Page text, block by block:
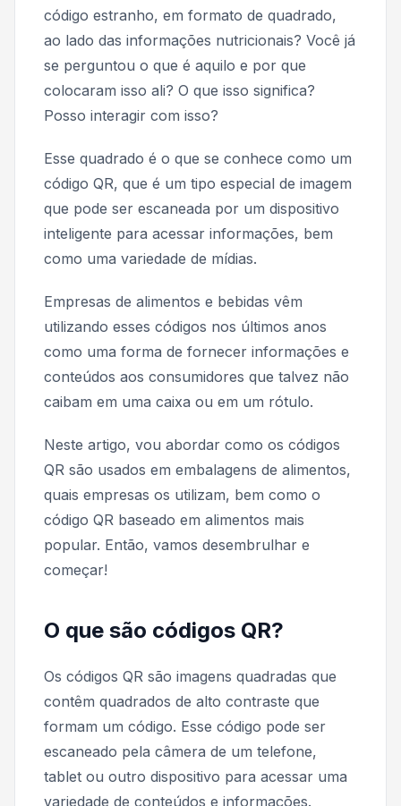
código estranho, em formato de quadrado,
ao lado das informações nutricionais? Você já
se perguntou o que é aquilo e por que
colocaram isso ali? O que isso significa?
Posso interagir com isso?
Esse quadrado é o que se conhece como um
código QR, que é um tipo especial de imagem
que pode ser escaneada por um dispositivo
inteligente para acessar informações, bem
como uma variedade de mídias.
Empresas de alimentos e bebidas vêm
utilizando esses códigos nos últimos anos
como uma forma de fornecer informações e
conteúdos aos consumidores que talvez não
caibam em uma caixa ou em um rótulo.
Neste artigo, vou abordar como os códigos
QR são usados em embalagens de alimentos,
quais empresas os utilizam, bem como o
código QR baseado em alimentos mais
popular. Então, vamos desembrulhar e
começar!
O que são códigos QR?
Os códigos QR são imagens quadradas que
contêm quadrados de alto contraste que
formam um código. Esse código pode ser
escaneado pela câmera de um telefone,
tablet ou outro dispositivo para acessar uma
variedade de conteúdos e informações.